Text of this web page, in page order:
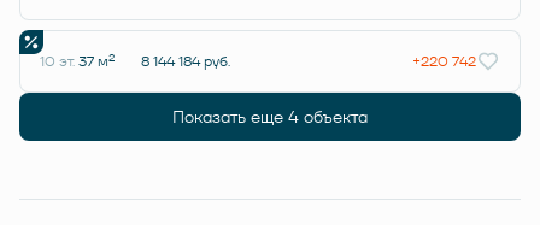
10 эт. 37 м2 8 144 184 руб. +220 742
Показать еще 4 объектa